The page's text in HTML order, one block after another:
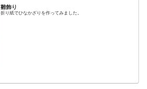
雛飾り
折り紙でひなかざりを作ってみました。